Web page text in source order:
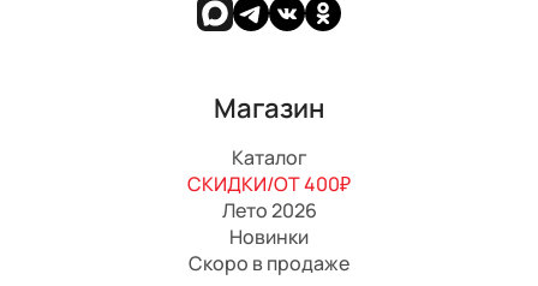
Магазин
Каталог
СКИДКИ/ОТ 400₽
Лето 2026
Новинки
Скоро в продаже